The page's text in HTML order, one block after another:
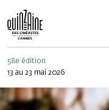
58e édition
13 au 23 mai 2026